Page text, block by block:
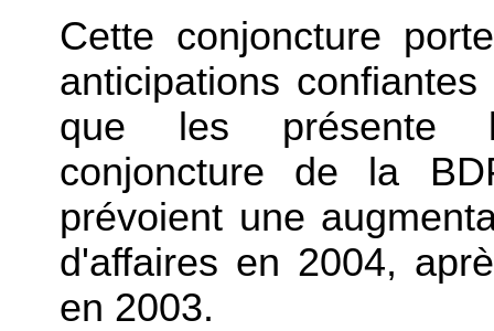
Cette conjoncture
anticipations
que les présente
conjoncture de la
prévoient une
d'affaires en 2004,
en 2003.